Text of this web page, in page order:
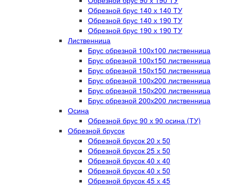
Обрезной брус 140 х 140 ТУ
Обрезной брус 140 х 190 ТУ
Обрезной брус 190 х 190 ТУ
Лиственница
Брус обрезной 100х100 лиственница
Брус обрезной 100х150 лиственница
Брус обрезной 150х150 лиственница
Брус обрезной 100х200 лиственница
Брус обрезной 150х200 лиственница
Брус обрезной 200х200 лиственница
Осина
Обрезной брус 90 х 90 осина (ТУ)
Обрезной брусок
Обрезной брусок 20 х 50
Обрезной брусок 25 х 50
Обрезной брусок 40 х 40
Обрезной брусок 40 х 50
Обрезной брусок 45 х 45